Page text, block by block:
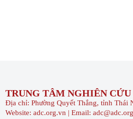
TRUNG TÂM NGHIÊN
Địa chỉ: Phường Quyết Thắng, tỉnh Thái
Website: adc.org.vn | Email: